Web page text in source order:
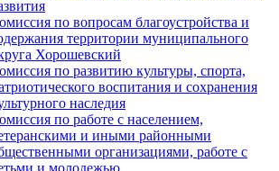
по вопросам благоустройства и
территории муниципального
Хорошевский
по развитию культуры, спорта,
воспитания и сохранения
наследия
по работе с населением,
и иными районными
организациями, работе с
и молодежью